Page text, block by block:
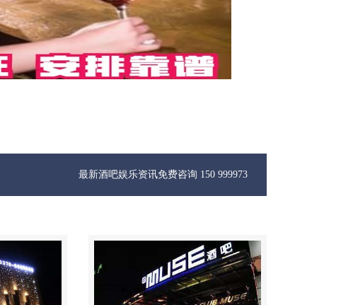
最新酒吧娱乐资讯免费咨询 150 99997335微信同步